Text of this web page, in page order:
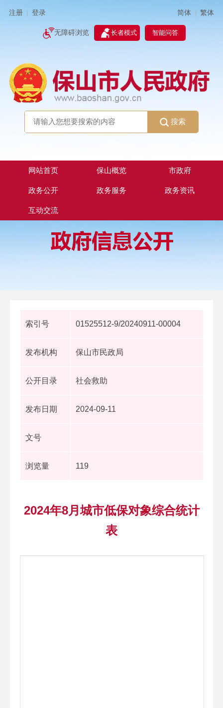
注册 登录 简体 | 繁体
无障碍浏览 长者模式 智能问答
搜索
网站首页 保山概览 市政府
政务公开 政务服务 政务资讯
互动交流
索引号 01525512-9/20240911-00004
发布机构 保山市民政局
公开目录 社会救助
发布日期 2024-09-11
文号
浏览量 119
2024年8月城市低保对象综合统计
表